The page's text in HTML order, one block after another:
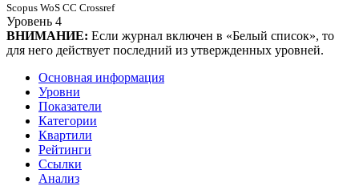
Scopus WoS CC Crossref
Уровень 4
ВНИМАНИЕ: Если журнал включен в «Белый список», то
для него действует последний из утвержденных уровней.
Основная информация
Уровни
Показатели
Категории
Квартили
Рейтинги
Ссылки
Анализ